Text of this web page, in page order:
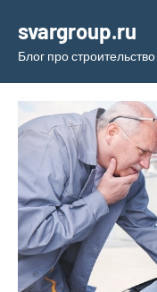
содержимому
svargroup.ru
Блог про